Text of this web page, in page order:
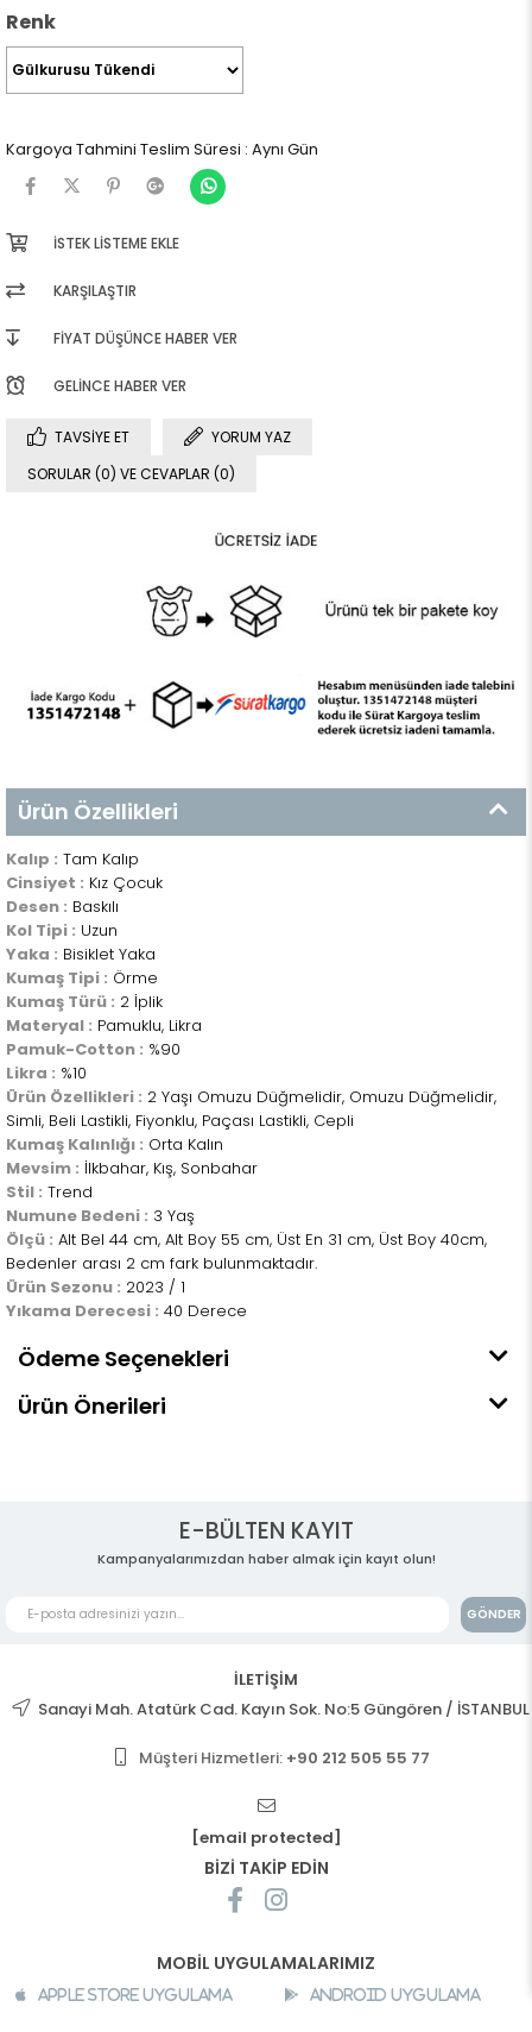
Renk
Kargoya Tahmini Teslim Süresi : Aynı Gün
İSTEK LISTEME EKLE
KARŞILAŞTIR
FIYAT DÜŞÜNCE HABER VER
GELINCE HABER VER
TAVSIYE ET
YORUM YAZ
SORULAR (0) VE CEVAPLAR (0)
Ürün Özellikleri
Kalıp : Tam Kalıp
Cinsiyet : Kız Çocuk
Desen : Baskılı
Kol Tipi : Uzun
Yaka : Bisiklet Yaka
Kumaş Tipi : Örme
Kumaş Türü : 2 İplik
Materyal : Pamuklu, Likra
Pamuk-Cotton : %90
Likra : %10
Ürün Özellikleri : 2 Yaşı Omuzu Düğmelidir, Omuzu Düğmelidir,
Simli, Beli Lastikli, Fiyonklu, Paçası Lastikli, Cepli
Kumaş Kalınlığı : Orta Kalın
Mevsim : İlkbahar, Kış, Sonbahar
Stil : Trend
Numune Bedeni : 3 Yaş
Ölçü : Alt Bel 44 cm, Alt Boy 55 cm, Üst En 31 cm, Üst Boy 40cm,
Bedenler arası 2 cm fark bulunmaktadır.
Ürün Sezonu : 2023 / 1
Yıkama Derecesi : 40 Derece
Ödeme Seçenekleri
Ürün Önerileri
E-BÜLTEN KAYIT
Kampanyalarımızdan haber almak için kayıt olun!
GÖNDER
İLETİŞİM
Sanayi Mah. Atatürk Cad. Kayın Sok. No:5 Güngören / İSTANBUL
Müşteri Hizmetleri: +90 212 505 55 77
[email protected]
BİZİ TAKİP EDİN
MOBİL UYGULAMALARIMIZ
Apple Store Uygulama Android Uygulama